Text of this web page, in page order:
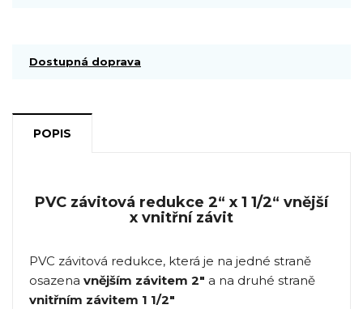
Dostupná doprava
POPIS
PVC závitová redukce 2“ x 1 1/2“ vnější
x vnitřní závit
PVC závitová redukce, která je na jedné straně
osazena vnějším závitem 2" a na druhé straně
vnitřním závitem 1 1/2"